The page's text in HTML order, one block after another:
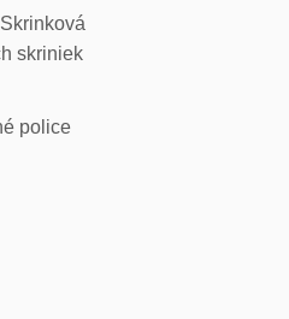
skriniek
police